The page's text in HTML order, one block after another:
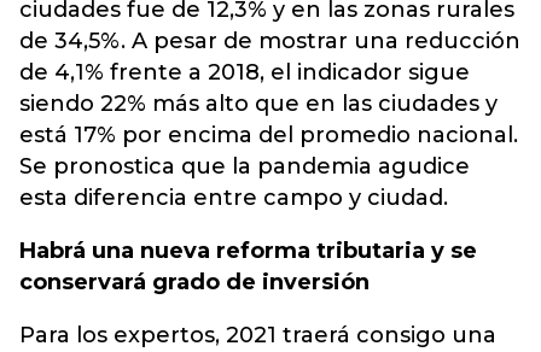
ciudades fue de 12,3% y en las zonas rurales
de 34,5%. A pesar de mostrar una reducción
de 4,1% frente a 2018, el indicador sigue
siendo 22% más alto que en las ciudades y
está 17% por encima del promedio nacional.
Se pronostica que la pandemia agudice
esta diferencia entre campo y ciudad.
Habrá una nueva reforma tributaria y se
conservará grado de inversión
Para los expertos, 2021 traerá consigo una